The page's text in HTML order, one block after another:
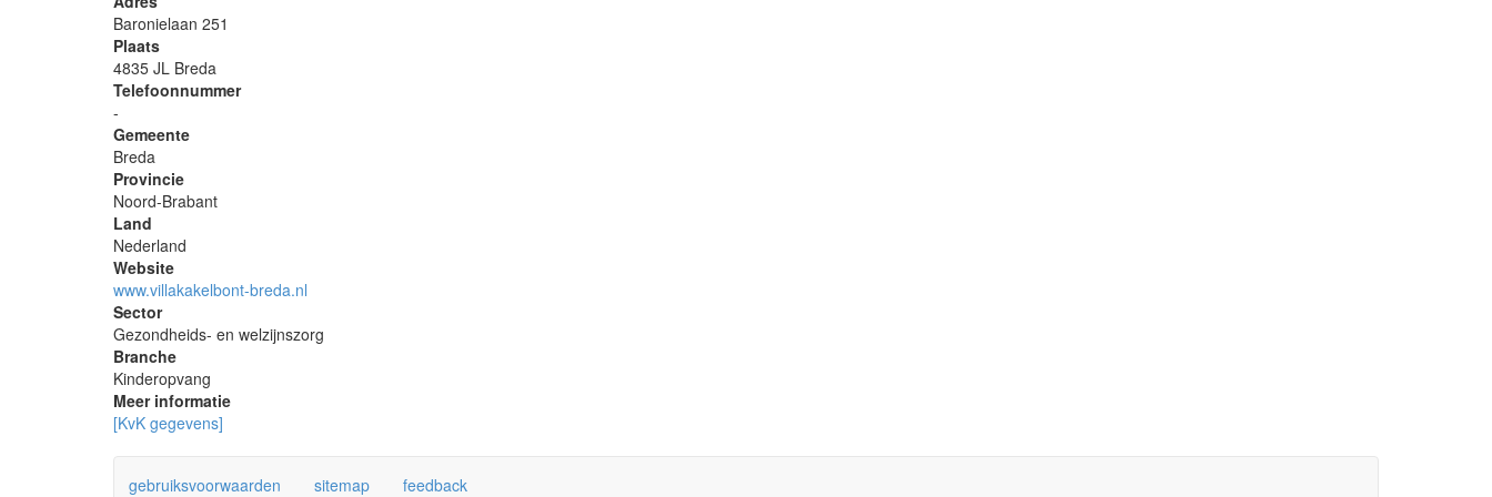
Baronielaan 251
Plaats
4835 JL Breda
Telefoonnummer
-
Gemeente
Breda
Provincie
Noord-Brabant
Land
Nederland
Website
www.villakakelbont-breda.nl
Sector
Gezondheids- en welzijnszorg
Branche
Kinderopvang
Meer informatie
[KvK gegevens]
gebruiksvoorwaarden sitemap feedback